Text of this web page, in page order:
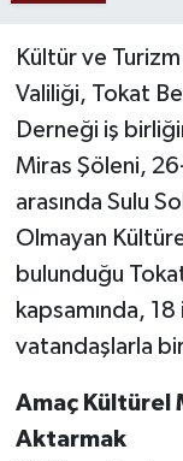
Kültür ve Turizm
Valiliği, Tokat
Derneği iş
Miras Şöleni,
arasında Sulu
Olmayan Kültürel
bulunduğu
kapsamında,
vatandaşlarla
Amaç Kültürel
Aktarmak